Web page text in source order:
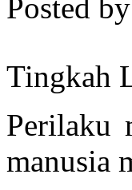
Posted
Tingkah
Perilaku
manusia